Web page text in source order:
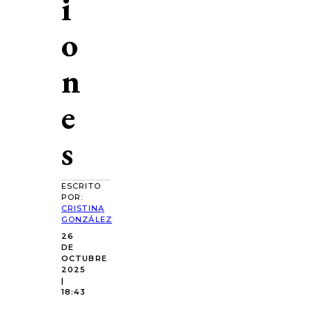
o
n
e
s
ESCRITO
POR:
CRISTINA
GONZÁLEZ
26
DE
OCTUBRE
2025
|
18:43